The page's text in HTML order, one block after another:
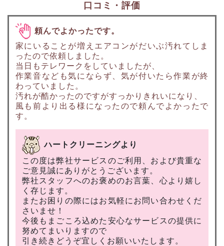
口コミ・評価
頼んでよかったです。
家にいることが増えエアコンがだいぶ汚れてしま
ったので依頼しました。
当日もテレワークをしていましたが、
作業音なども気にならず、気が付いたら作業が終
わっていました。
汚れが酷かったのですがすっかりきれいになり、
風も前より出る様になったので頼んでよかったで
す。
ハートクリーニングより
この度は弊社サービスのご利用、および貴重な
ご意見誠にありがとうございます。
弊社スタッフへのお褒めのお言葉、心より嬉し
く存じます。
またお困りの際にはお気軽にお問い合わせくだ
さいませ！
今後もまごころ込めた安心なサービスの提供に
努めてまいりますので
引き続きどうぞ宜しくお願いいたします。